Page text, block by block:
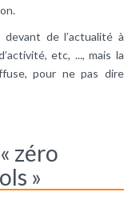
de l’actualité à
etc, ..., mais la
pour ne pas dire
zéro
»